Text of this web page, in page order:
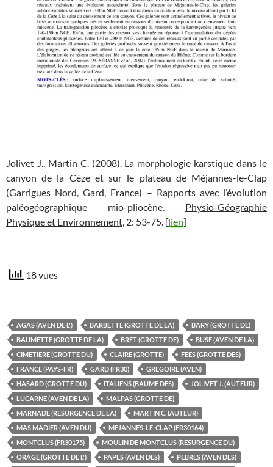
Jolivet J., Martin C. (2008). La morphologie karstique dans le
canyon de la Cèze et sur le plateau de Méjannes-le-Clap
(Garrigues Nord, Gard, France) – Rapports avec l’évolution
paléogéographique mio-pliocène. Physio-Géographie
Physique et Environnement, 2: 53-75. [lien]
18 vues
AGAS (AVEN DE L') BARBETTE (GROTTE DE LA)
BARY (GROTTE DE)
BAUMETTE (GROTTE DE LA)
BRET (GROTTE DE)
BUSE (AVEN DE LA)
CIMETIERE (GROTTE DU)
CLAIRE (GROTTE)
FEES (GROTTE DES)
FRANCE (PAYS-FR)
GARD (FR30)
GREGOIRE (AVEN)
HASARD (GROTTE DU)
ITALIENS (BAUME DES)
JOLIVET J. (AUTEUR)
LUCARNE (AVEN DE LA)
MALPAS (GROTTE DE)
MARNADE (RESURGENCE DE LA)
MARTIN C. (AUTEUR)
MAS MADIER (AVEN DU)
MEJANNES-LE-CLAP (FR30164)
MONTCLUS (FR30175)
MOULIN DE MONTCLUS (RESURGENCE DU)
ORAGE (GROTTE DE L')
PAPES (AVEN DES)
PEBRES (AVEN DES)